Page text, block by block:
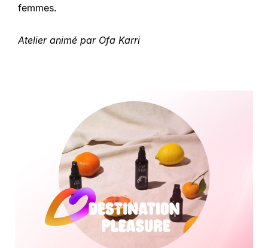
femmes.
Atelier animé par Ofa Karri